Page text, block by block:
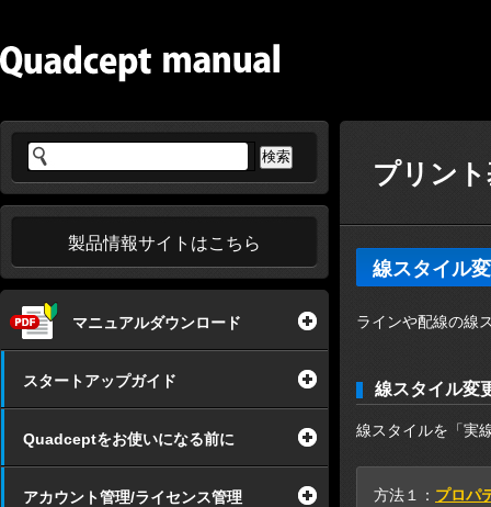
製品情報サイトはこちら
マニュアルダウンロード
スタートアップガイド
Quadceptをお使いになる前に
アカウント管理/ライセンス管理
プリン
線スタイル
ラインや配線の線
線スタイル変
線スタイルを「実
方法１： プロパ